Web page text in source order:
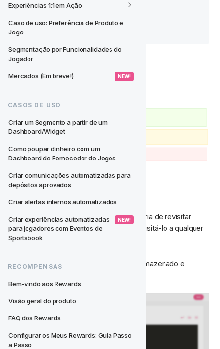
Experiências 1:1 em Ação
Caso de uso: Preferência de Produto e
Jogo
Segmentação por Funcionalidades do
Jogador
Mercados (Em breve!) NEW!
CASOS DE USO
Criar um Segmento a partir de um
Dashboard/Widget
Como poupar dinheiro com um
Dashboard de Fornecedor de Jogos
Criar comunicações automatizadas para
depósitos aprovados
Criar alertas internos automatizados
Criar experiências automatizadas
para jogadores com Eventos de
Sportsbook
NEW!
RECOMPENSAS
Bem-vindo aos Rewards
Visão geral do produto
FAQ dos Rewards
Configurar os Meus Rewards: Guia Passo
a Passo
Atalho para executar a consulta
Se você tiver alguma consulta que gostaria de revisitar
regularmente, pode salvar seu SQL e revisitá-lo a qualquer
momento.
Observe que qualquer SQL salvo será armazenado e